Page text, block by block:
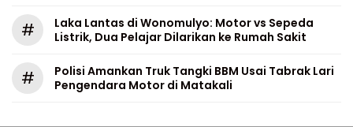
#
Laka Lantas di Wonomulyo: Motor vs Sepeda
Listrik, Dua Pelajar Dilarikan ke Rumah Sakit
#
Polisi Amankan Truk Tangki BBM Usai Tabrak Lari
Pengendara Motor di Matakali